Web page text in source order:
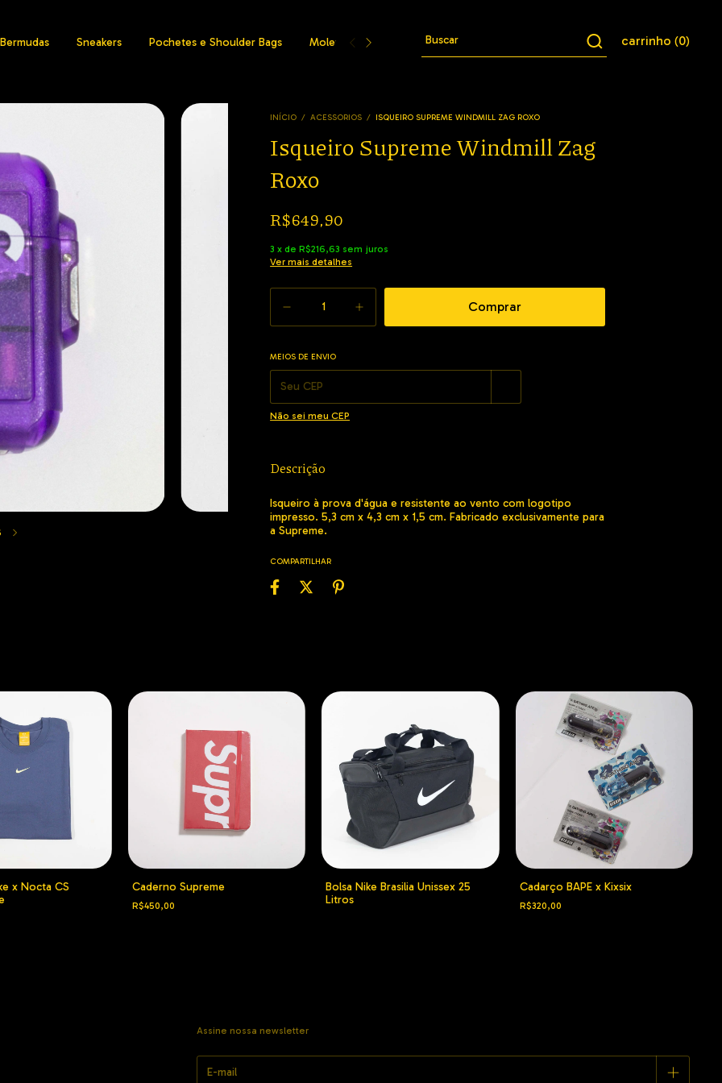
Bermudas Sneakers Pochetes e Shoulder Bags Moletons Jaquetas Conjuntos Meias Bucket
carrinho (0)
INÍCIO / ACESSORIOS / ISQUEIRO SUPREME WINDMILL ZAG ROXO
Isqueiro Supreme Windmill Zag
Roxo
R$649,90
3 xdeR$216,63 sem juros
Ver mais detalhes
Entregas para o CEP:
MEIOS DE ENVIO
Não sei meu CEP
Descrição
Isqueiro à prova d'água e resistente ao vento com logotipo
impresso. 5,3 cm x 4,3 cm x 1,5 cm. Fabricado exclusivamente para
a Supreme.
COMPARTILHAR
x Nocta CS
Caderno Supreme
R$450,00
Bolsa Nike Brasilia Unissex 25
Litros
Cadarço BAPE x Kixsix
R$320,00
Assine nossa newsletter